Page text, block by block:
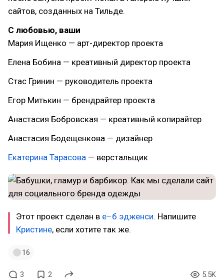
сайтов, созданных на Тильде.
С любовью, ваши
Мария Ищенко — арт-директор проекта
Елена Бобина — креативный директор проекта
Стас Гринин — руководитель проекта
Егор Митькин — брендрайтер проекта
Анастасия Бобровская — креативный копирайтер
Анастасия Бодещенкова — дизайнер
Екатерина Тарасова — верстальщик
Этот проект сделан в е–б эдженси. Напишите
Кристине, если хотите так же.
16
3 2 5.5K